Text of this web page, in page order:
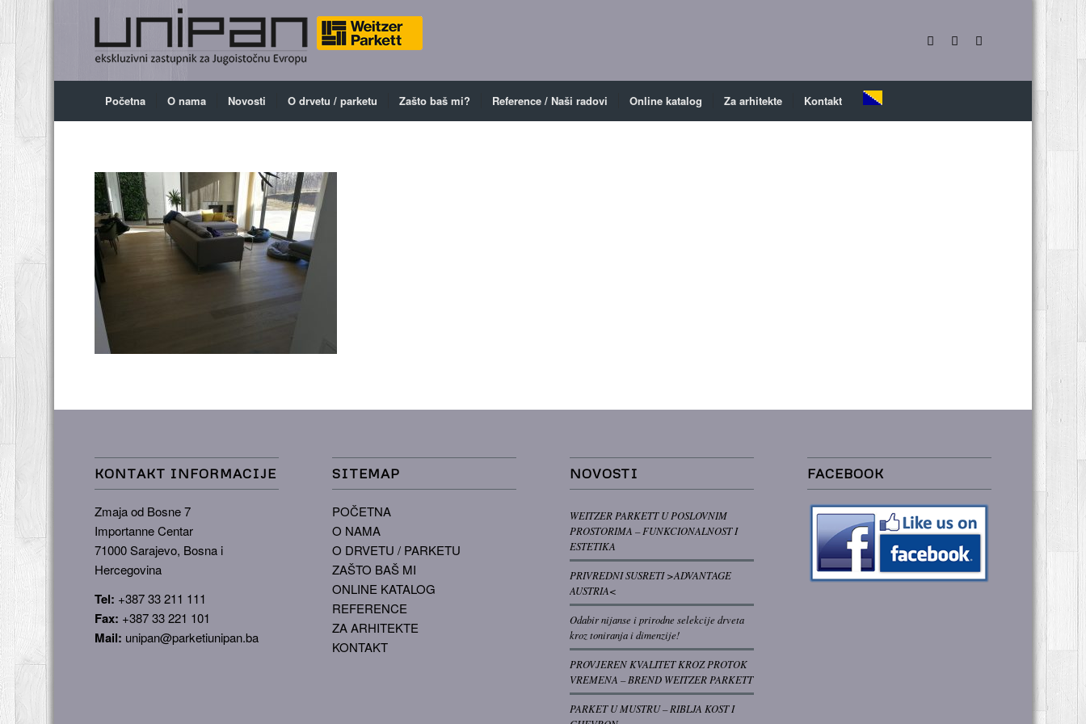
Početna O nama Novosti O drvetu / parketu Zašto baš mi? Reference / Naši radovi Online katalog Za arhitekte Kontakt
KONTAKT INFORMACIJE
Zmaja od Bosne 7
Importanne Centar
71000 Sarajevo, Bosna i
Hercegovina
Tel: +387 33 211 111
Fax: +387 33 221 101
Mail: unipan@parketiunipan.ba
SITEMAP
POČETNA
O NAMA
O DRVETU / PARKETU
ZAŠTO BAŠ MI
ONLINE KATALOG
REFERENCE
ZA ARHITEKTE
KONTAKT
NOVOSTI
WEITZER PARKETT U POSLOVNIM
PROSTORIMA – FUNKCIONALNOST I
ESTETIKA
PRIVREDNI SUSRETI >ADVANTAGE
AUSTRIA<
Odabir nijanse i prirodne selekcije drveta
kroz toniranja i dimenzije!
PROVJEREN KVALITET KROZ PROTOK
VREMENA – BREND WEITZER PARKETT
PARKET U MUSTRU – RIBLJA KOST I
FACEBOOK